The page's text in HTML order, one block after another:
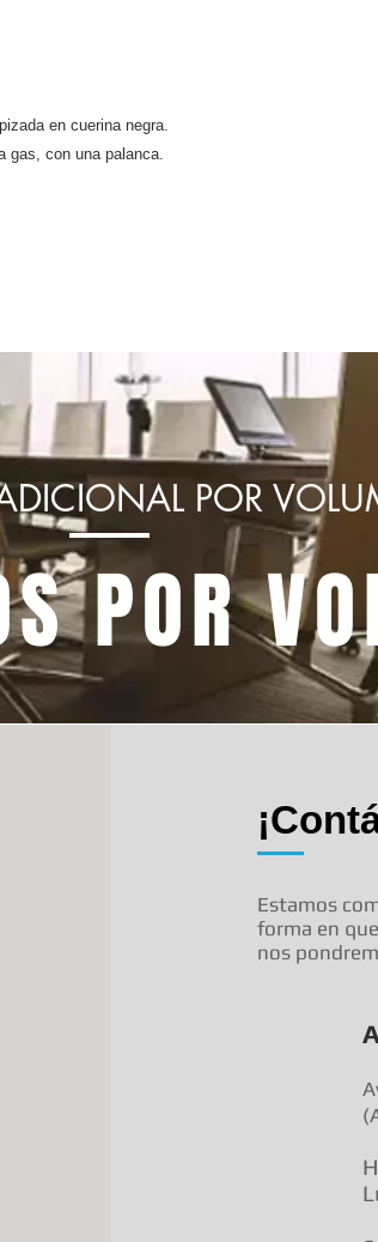
en cuerina negra.
gas, con una palanca.
POR
POR
Estamos
forma en
nos